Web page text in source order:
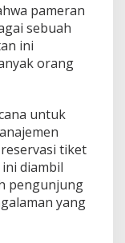
pameran
sebuah
ini
orang
untuk
tiket
diambil
pengunjung
yang